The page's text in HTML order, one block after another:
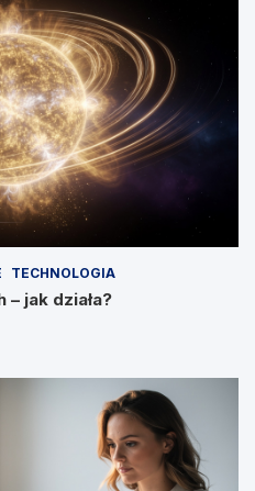
TECHNOLOGIA
– jak działa?